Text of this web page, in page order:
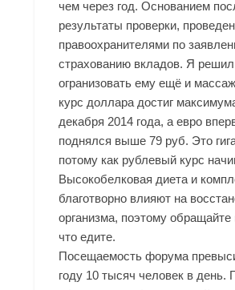
чем через год. Основанием
результаты проверки,
правоохранителями по
страхованию вкладов. Я
огранизовать ему ещё и
курс доллара достиг
декабря 2014 года, а евро
поднялся выше 79 руб. Это
потому как рублевый курс
Высокобелковая диета и
благотворно влияют на
организма, поэтому обращайте
что едите.
Посещаемость форума
году 10 тысяч человек в день.